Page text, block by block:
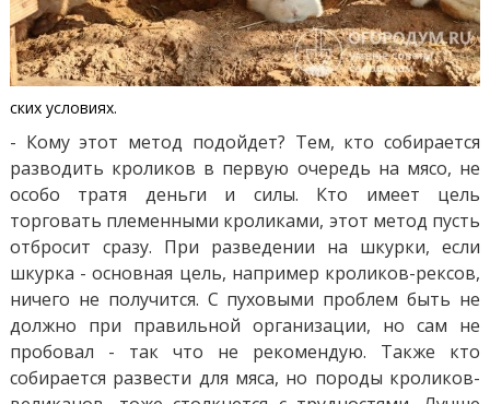
ских условиях.
- Кому этот метод подойдет? Тем, кто собирается
разводить кроликов в первую очередь на мясо, не
особо тратя деньги и силы. Кто имеет цель
торговать племенными кроликами, этот метод пусть
отбросит сразу. При разведении на шкурки, если
шкурка - основная цель, например кроликов-рексов,
ничего не получится. С пуховыми проблем быть не
должно при правильной организации, но сам не
пробовал - так что не рекомендую. Также кто
собирается развести для мяса, но породы кроликов-